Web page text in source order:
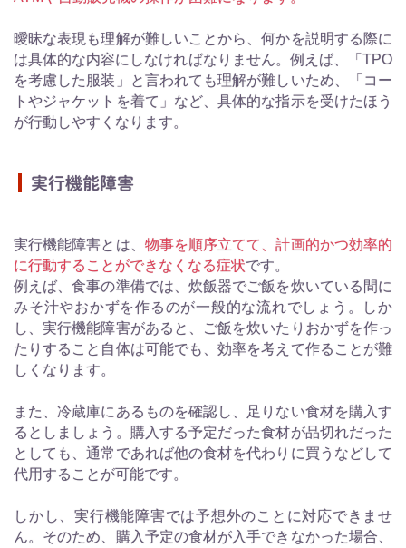
曖昧な表現も理解が難しいことから、何かを説明する際に
は具体的な内容にしなければなりません。例えば、「TPO
を考慮した服装」と言われても理解が難しいため、「コー
トやジャケットを着て」など、具体的な指示を受けたほう
が行動しやすくなります。
実行機能障害
実行機能障害とは、 物事を順序立てて、計画的かつ効率的
に行動することができなくなる症状です。
例えば、食事の準備では、炊飯器でご飯を炊いている間に
みそ汁やおかずを作るのが一般的な流れでしょう。しか
し、実行機能障害があると、ご飯を炊いたりおかずを作っ
たりすること自体は可能でも、効率を考えて作ることが難
しくなります。
また、冷蔵庫にあるものを確認し、足りない食材を購入す
るとしましょう。購入する予定だった食材が品切れだった
としても、通常であれば他の食材を代わりに買うなどして
代用することが可能です。
しかし、実行機能障害では予想外のことに対応できませ
ん。そのため、購入予定の食材が入手できなかった場合、